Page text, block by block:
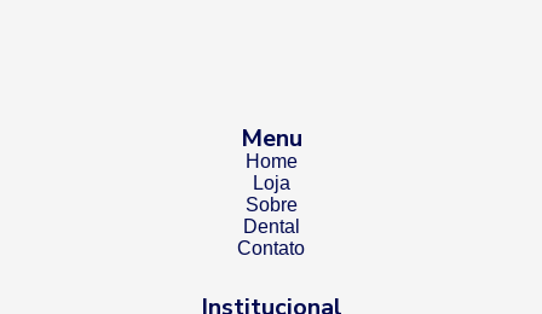
Menu
Home
Loja
Sobre
Dental
Contato